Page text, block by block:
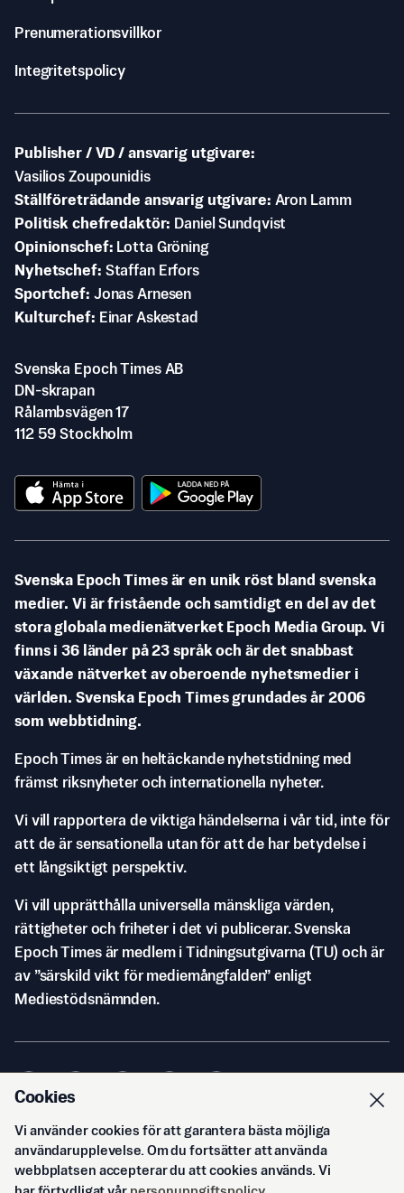
Prenumerationsvillkor
Integritetspolicy
Publisher / VD / ansvarig utgivare
Vasilios Zoupounidis
Ställföreträdande ansvarig utgivare Aron Lamm
Politisk chefredaktör
Daniel Sundqvist
Opinionschef
Lotta Gröning
Nyhetschef Staffan Erfors
Sportchef Jonas Arnesen
Kulturchef
Einar Askestad
Svenska Epoch Times AB
DN-skrapan
Rålambsvägen 17
112 59 Stockholm
Svenska Epoch Times är en unik röst bland svenska
medier. Vi är fristående och samtidigt en del av det
stora globala medienätverket Epoch Media Group. Vi
finns i 36 länder på 23 språk och är det snabbast
växande nätverket av oberoende nyhetsmedier i
världen. Svenska Epoch Times grundades år 2006
som webbtidning.
Epoch Times är en heltäckande nyhetstidning med
främst riksnyheter och internationella nyheter.
Vi vill rapportera de viktiga händelserna i vår tid, inte för
att de är sensationella utan för att de har betydelse i
ett långsiktigt perspektiv.
Vi vill upprätthålla universella mänskliga värden,
rättigheter och friheter i det vi publicerar. Svenska
Epoch Times är medlem i Tidningsutgivarna (TU) och är
av ”särskild vikt för mediemångfalden” enligt
Mediestödsnämnden.
© Svenska Epoch Times AB2026
Cookies
Vi använder cookies för att garantera bästa möjliga
användarupplevelse. Om du fortsätter att använda
webbplatsen accepterar du att cookies används. Vi